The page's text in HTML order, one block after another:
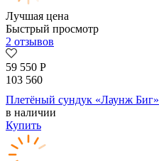
Лучшая цена
Быстрый просмотр
2 отзывов
59 550 Р
103 560
Плетёный сундук «Лаунж Биг»
в наличии
Купить